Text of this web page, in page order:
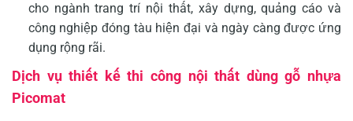
cho ngành trang trí nội thất, xây dựng, quảng cáo và
công nghiệp đóng tàu hiện đại và ngày càng được ứng
dụng rộng rãi.
Dịch vụ thiết kế thi công nội thất dùng gỗ nhựa
Picomat